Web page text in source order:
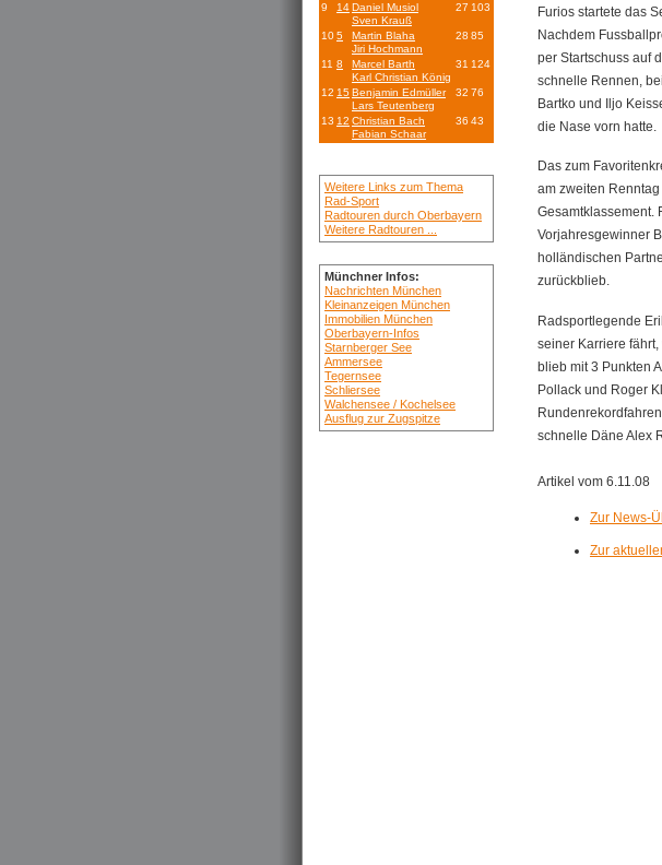
9 14Daniel Musiol
Sven Krauß
27 103
105
Martin Blaha
Jiri Hochmann
28 85
11 8
Marcel Barth
Karl Christian König
31 124
12 15Benjamin Edmüller
Lars Teutenberg
32 76
13 12 Christian Bach
Fabian Schaar
36 43
Weitere Links zum Thema
Rad-Sport
Radtouren durch Oberbayern
Weitere Radtouren ...
Münchner Infos:
Nachrichten München
Kleinanzeigen München
Immobilien München
Oberbayern-Infos
Starnberger See
Ammersee
Tegernsee
Schliersee
Walchensee / Kochelsee
Ausflug zur Zugspitze
Furios startete das
Nachdem
per Startschuss auf
schnelle Rennen,
Bartko und Iljo
die Nase vorn hatte.
Das zum
am zweiten
Gesamtklassement.
Vorjahresgewinner
holländischen
zurückblieb.
Radsportlegende
seiner Karriere
blieb mit 3 Punkten
Pollack und Roger
schnelle Däne Alex
Artikel vom 6.11.08
Zur News-
Zur